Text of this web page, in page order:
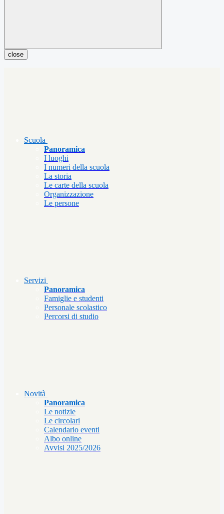
close
Scuola
Panoramica
I luoghi
I numeri della scuola
La storia
Le carte della scuola
Organizzazione
Le persone
Servizi
Panoramica
Famiglie e studenti
Personale scolastico
Percorsi di studio
Novità
Panoramica
Le notizie
Le circolari
Calendario eventi
Albo online
Avvisi 2025/2026